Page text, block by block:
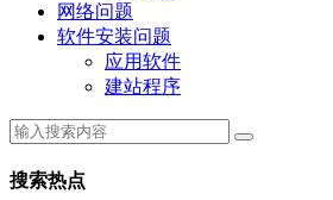
网络问题
软件安装问题
应用软件
建站程序
搜索热点